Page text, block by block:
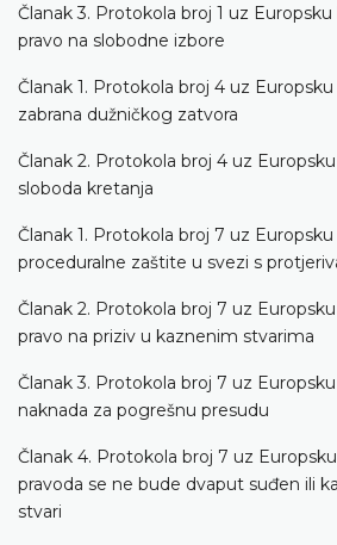
Članak 3. Protokola broj 1 uz
pravo na slobodne izbore
Članak 1. Protokola broj 4 uz
zabrana dužničkog zatvora
Članak 2. Protokola broj 4 uz
sloboda kretanja
Članak 1. Protokola broj 7 uz
proceduralne zaštite u svezi s
Članak 2. Protokola broj 7 uz
pravo na priziv u kaznenim stvarima
Članak 3. Protokola broj 7 uz
naknada za pogrešnu presudu
Članak 4. Protokola broj 7 uz
pravoda se ne bude dvaput suđen ili
stvari